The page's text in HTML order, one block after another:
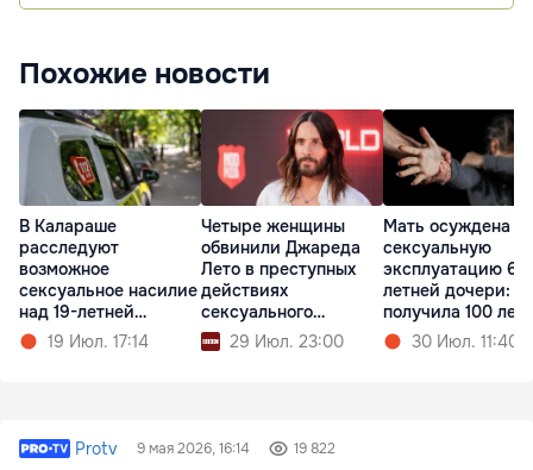
Похожие новости
В Калараше
расследуют
возможное
сексуальное насилие
над 19-летней
девушкой
19 Июл. 17:14
Четыре женщины
обвинили Джареда
Лето в преступных
действиях
сексуального
характера
29 Июл. 23:00
Мать осуждена за
сексуальную
эксплуатацию 6-
летней дочери:
получила 100
30 Июл. 11:40
Protv 9 мая 2026, 16:14 19 822